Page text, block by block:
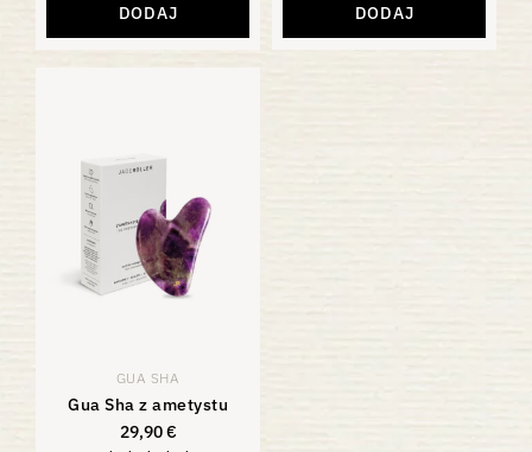
DODAJ DODAJ
GUA SHA
Gua Sha z ametystu
29,90€